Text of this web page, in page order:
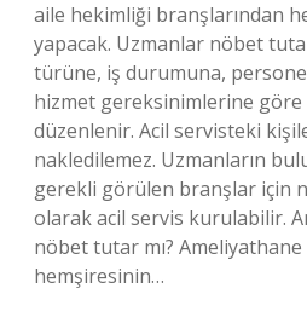
aile hekimliği branşlarından
yapacak. Uzmanlar nöbet
türüne, iş durumuna,
hizmet gereksinimlerine göre
düzenlenir. Acil servisteki
nakledilemez. Uzmanların
gerekli görülen branşlar için
olarak acil servis kurulabilir.
nöbet tutar mı?
hemşiresinin…